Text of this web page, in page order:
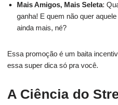
Mais Amigos, Mais Seleta:
ganha! E quem não quer
ainda mais, né?
Essa promoção é um baita
essa super dica só pra você.
A Ciência do